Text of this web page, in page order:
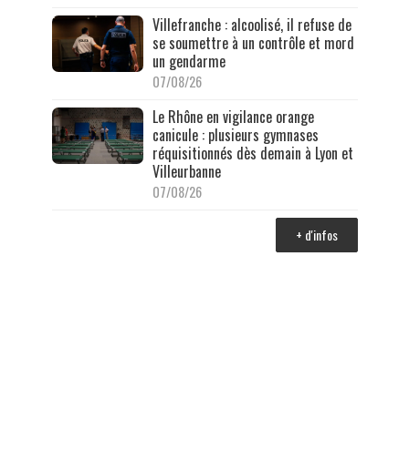
Villefranche : alcoolisé, il refuse de
se soumettre à un contrôle et mord
un gendarme
07/08/26
Le Rhône en vigilance orange
canicule : plusieurs gymnases
réquisitionnés dès demain à Lyon et
Villeurbanne
07/08/26
+ d'infos